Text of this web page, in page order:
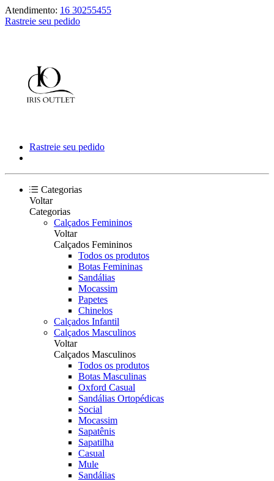
Atendimento: 16 30255455
Rastreie seu pedido
Rastreie seu pedido
Categorias
Voltar
Categorias
Calçados Femininos
Voltar
Calçados Femininos
Todos os produtos
Botas Femininas
Sandálias
Mocassim
Papetes
Chinelos
Calçados Infantil
Calçados Masculinos
Voltar
Calçados Masculinos
Todos os produtos
Botas Masculinas
Oxford Casual
Sandálias Ortopédicas
Social
Mocassim
Sapatênis
Sapatilha
Casual
Mule
Sandálias